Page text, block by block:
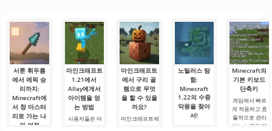
서툰 휘두름
에서 에픽 승
리까지:
Minecraft에
서 창 마스터
리로 가는 나
의 여정
마인크래프트
1.21에서
Allay에게서
아이템을 얻
는 방법
사용자들은 마
마인크래프트
에서 구리 골
렘으로 무엇
을 할 수 있을
까요?
마인크래프트에
노틸러스 탐
험:
Minecraft
1.22의 수중
악몽을 찾아
서!
Minecraft의
기본 키보드
단축키
게임에서 빠르
게 적응하고 효
율적으로 관리
하는 능력은 매